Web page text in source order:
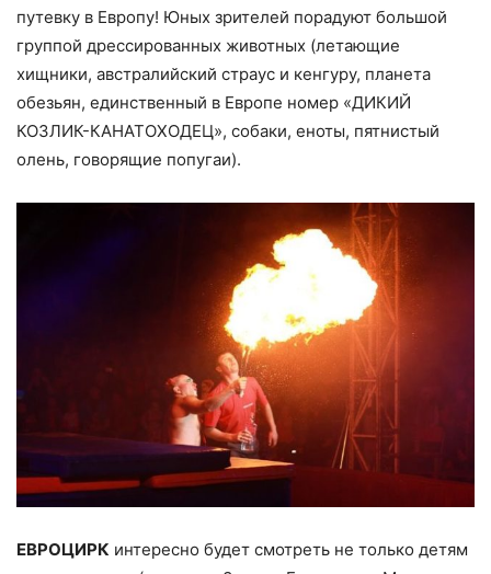
путевку в Европу! Юных зрителей порадуют большой
группой дрессированных животных (летающие
хищники, австралийский страус и кенгуру, планета
обезьян, единственный в Европе номер «ДИКИЙ
КОЗЛИК-КАНАТОХОДЕЦ», собаки, еноты, пятнистый
олень, говорящие попугаи).
ЕВРОЦИРК интересно будет смотреть не только детям